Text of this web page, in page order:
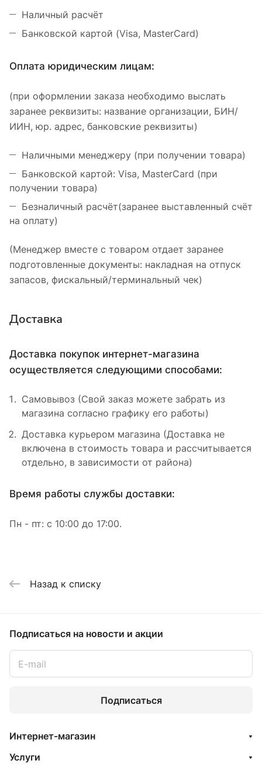
Наличный расчёт
Банковской картой (Visa, MasterCard)
Оплата юридическим лицам:
(при оформлении заказа необходимо выслать
заранее реквизиты: название организации, БИН/
ИИН, юр. адрес, банковские реквизиты)
Наличными менеджеру (при получении товара)
Банковской картой: Visa, MasterCard (при
получении товара)
Безналичный расчёт(заранее выставленный счёт
на оплату)
(Менеджер вместе с товаром отдает заранее
подготовленные документы: накладная на отпуск
запасов, фискальный/терминальный чек)
Доставка
Доставка покупок интернет-магазина
осуществляется следующими способами:
Самовывоз (Свой заказ можете забрать из
магазина согласно графику его работы)
Доставка курьером магазина (Доставка не
включена в стоимость товара и рассчитывается
отдельно, в зависимости от района)
Время работы службы доставки:
Пн - пт: с 10:00 до 17:00.
Назад к списку
Подписаться на новости и акции
Подписаться
Интернет-магазин
Услуги